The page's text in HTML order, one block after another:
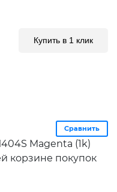
Купить в 1 клик
Сравнить
Magenta (1k)
корзине покупок